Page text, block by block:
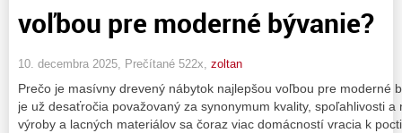
voľbou pre moderné bývanie?
10. decembra 2025, Prečítané 522x, zoltan
Prečo je masívny drevený nábytok najlepšou voľbou pre moderné
je už desaťročia považovaný za synonymum kvality, spoľahlivosti a
výroby a lacných materiálov sa čoraz viac domácností vracia k